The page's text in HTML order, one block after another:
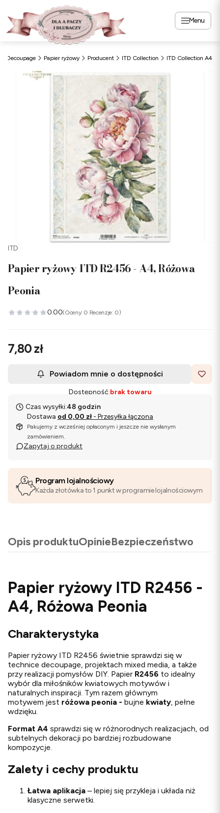
Menu
Decoupage Papier ryżowy Producent ITD Collection ITD Collection A4
ITD
Papier ryżowy ITD R2456 - A4, Różowa
Peonia
0.00(Oceny: 0 Recenzje: 0)
Cena
7,80 zł
Powiadom mnie o dostępności
Dostępność:brak towaru
Czas wysyłki:48 godzin
Dostawa od 0,00 zł - Przesyłka łączona
Pakujemy z wcześniej opłaconym i jeszcze nie wysłanym
zamówieniem.
Zapytaj o produkt
Program lojalnościowy
Każda złotówka to 1 punkt w programie lojalnościowym
Opis produktuOpinieBezpieczeństwo
Papier ryżowy ITD R2456 -
A4, Różowa Peonia
Charakterystyka
Papier ryżowy ITD R2456 świetnie sprawdzi się w
technice decoupage, projektach mixed media, a także
przy realizacji pomysłów DIY. Papier R2456 to idealny
wybór dla miłośników kwiatowych motywów i
naturalnych inspiracji. Tym razem głównym
motywem jest różowa peonia - bujne kwiaty , pełne
wdzięku.
Format A4 sprawdzi się w różnorodnych realizacjach, od
subtelnych dekoracji po bardziej rozbudowane
kompozycje.
Zalety i cechy produktu
Łatwa aplikacja – lepiej się przykleja i układa niż
klasyczne serwetki.